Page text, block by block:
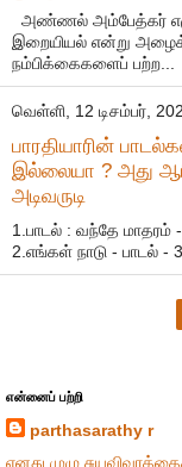
அண்ணல் அம்பேத்கர்
இறையியல் என்று
நம்பிக்கைகளைப் பற்ற...
வெள்ளி, 12 டிசம்பர்,
பாரதியாரின்
இல்லையா ? அது
அடிவருடி
1.பாடல் : வந்தே
2.எங்கள் நாடு - பாடல்
என்னைப் பற்றி
parthasarathy r
எனது முழு